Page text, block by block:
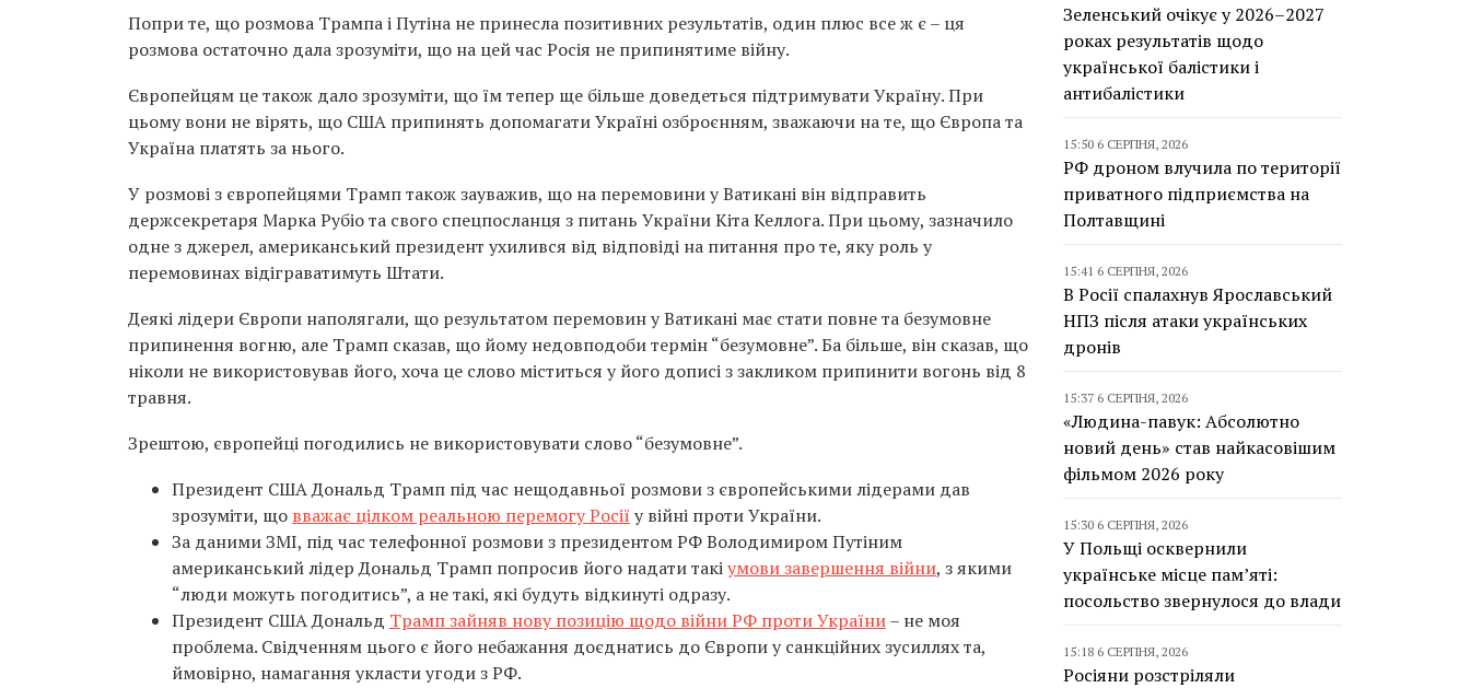
Попри те, що розмова Трампа і Путіна не принесла позитивних результатів, один плюс все ж є – ця
розмова остаточно дала зрозуміти, що на цей час Росія не припинятиме війну.
Європейцям це також дало зрозуміти, що їм тепер ще більше доведеться підтримувати Україну. При
цьому вони не вірять, що США припинять допомагати Україні озброєнням, зважаючи на те, що Європа та
Україна платять за нього.
У розмові з європейцями Трамп також зауважив, що на перемовини у Ватикані він відправить
держсекретаря Марка Рубіо та свого спецпосланця з питань України Кіта Келлога. При цьому, зазначило
одне з джерел, американський президент ухилився від відповіді на питання про те, яку роль у
перемовинах відіграватимуть Штати.
Деякі лідери Європи наполягали, що результатом перемовин у Ватикані має стати повне та безумовне
припинення вогню, але Трамп сказав, що йому недовподоби термін “безумовне”. Ба більше, він сказав, що
ніколи не використовував його, хоча це слово міститься у його дописі з закликом припинити вогонь від 8
травня.
Зрештою, європейці погодились не використовувати слово “безумовне”.
Президент США Дональд Трамп під час нещодавньої розмови з європейськими лідерами дав
зрозуміти, що вважає цілком реальною перемогу Росії у війні проти України.
За даними ЗМІ, під час телефонної розмови з президентом РФ Володимиром Путіним
американський лідер Дональд Трамп попросив його надати такіумови завершення війни, з якими
“люди можуть погодитись”, а не такі, які будуть відкинуті одразу.
Президент США Дональд Трамп зайняв нову позицію щодо війни РФ проти України– не моя
проблема. Свідченням цього є його небажання доєднатись до Європи у санкційних зусиллях та,
ймовірно, намагання укласти угоди з РФ.
Зеленський очікує у 2026–2027
роках результатів щодо
української балістики і
антибалістики
15:50 6 СЕРПНЯ, 2026
РФ дроном влучила по території
приватного підприємства на
Полтавщині
15:41 6 СЕРПНЯ, 2026
В Росії спалахнув Ярославський
НПЗ після атаки українських
дронів
15:37 6 СЕРПНЯ, 2026
«Людина-павук: Абсолютно
новий день» став найкасовішим
фільмом 2026 року
15:30 6 СЕРПНЯ, 2026
У Польщі осквернили
українське місце пам’яті:
посольство звернулося до влади
15:18 6 СЕРПНЯ, 2026
Росіяни розстріляли